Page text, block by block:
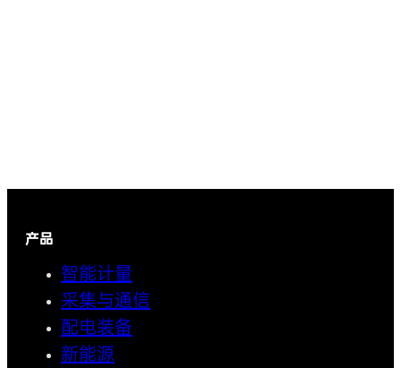
产品
智能计量
采集与通信
配电装备
新能源